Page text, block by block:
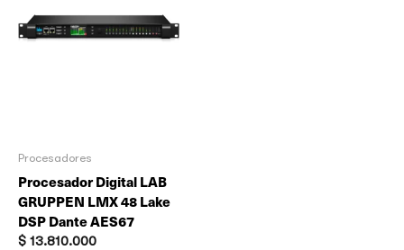
Procesadores
Procesador Digital LAB
GRUPPEN LMX 48 Lake
DSP Dante AES67
$ 13.810.000